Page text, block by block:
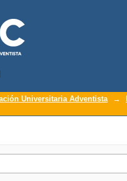
Universitaria Adventista →